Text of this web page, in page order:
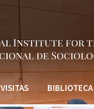
VISITAS BIBLIOTECA